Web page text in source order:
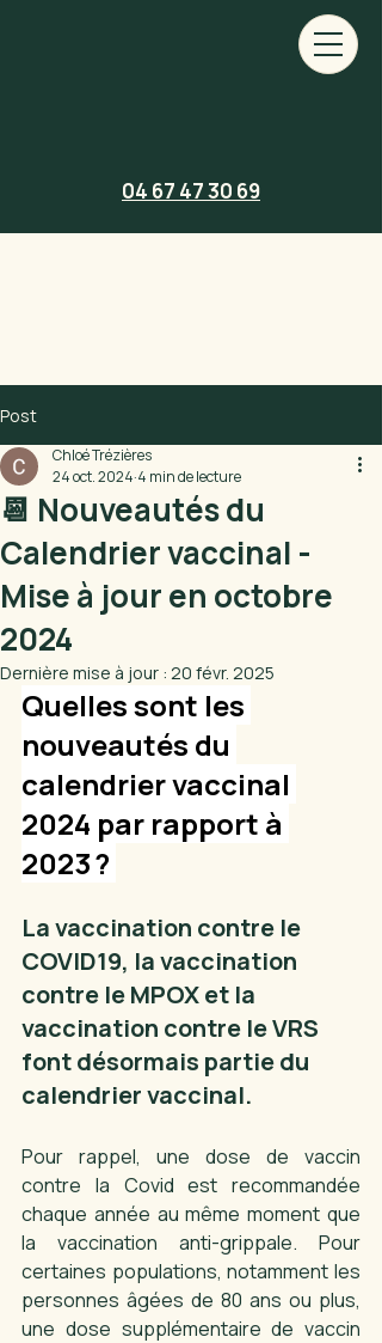
04 67 47 30 69
Post
📆 Nouveautés du
Calendrier vaccinal -
Mise à jour en octobre
2024
Chloé Trézières
24 oct. 2024 4 min de lecture
Dernière mise à jour : 20 févr. 2025
Quelles sont les
nouveautés du
calendrier vaccinal
2024 par rapport à
2023 ?
La vaccination contre le
COVID19, la vaccination
contre le MPOX et la
vaccination contre le VRS
font désormais partie du
calendrier vaccinal.
Pour rappel, une dose de vaccin
contre la Covid est recommandée
chaque année au même moment que
la vaccination anti-grippale. Pour
certaines populations, notamment les
personnes âgées de 80 ans ou plus,
une dose supplémentaire de vaccin